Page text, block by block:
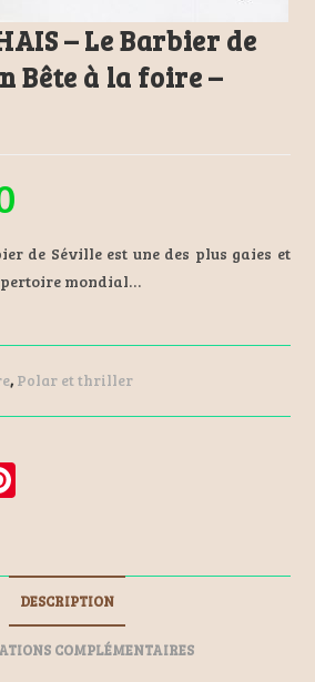
– Le Barbier de
Bête à la foire –
de Séville est une des plus gaies et
mondial…
, Polar et thriller
es
tDESCRIPTION
COMPLÉMENTAIRES